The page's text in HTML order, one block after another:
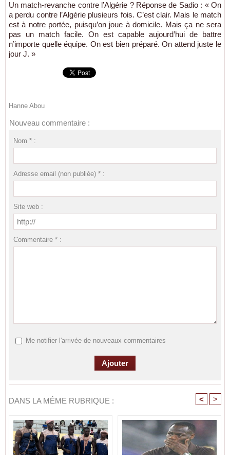
Un match-revanche contre l’Algérie ? Réponse de Sadio : « On
a perdu contre l’Algérie plusieurs fois. C’est clair. Mais le match
est à notre portée, puisqu’on joue à domicile. Mais ça ne sera
pas un match facile. On est capable aujourd’hui de battre
n’importe quelle équipe. On est bien préparé. On attend juste le
jour J. »
Hanne Abou
Nouveau commentaire :
Nom * :
Adresse email (non publiée) * :
Site web :
Commentaire * :
Me notifier l'arrivée de nouveaux commentaires
DANS LA MÊME RUBRIQUE : < >